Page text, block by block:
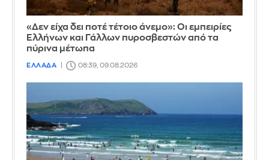
«Δεν είχα δει ποτέ τέτοιο άνεμο»: Οι εμπειρίες
Ελλήνων και Γάλλων πυροσβεστών από τα
πύρινα μέτωπα
ΕΛΛΑΔΑ 08:39, 09.08.2026